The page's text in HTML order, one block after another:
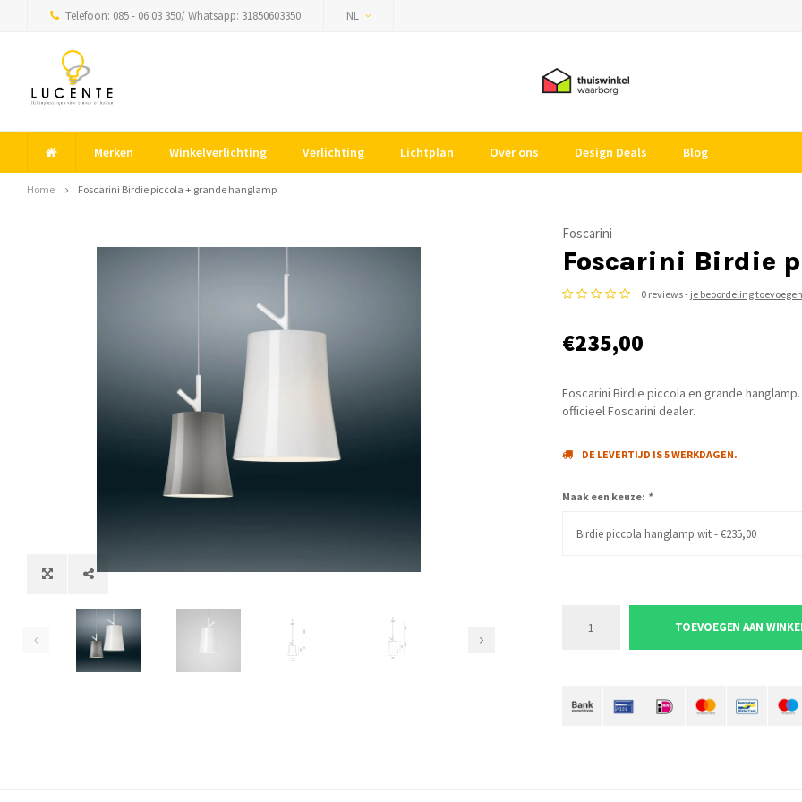
Telefoon: 085 - 06 03 350/ Whatsapp: 31850603350 NL
Merken Winkelverlichting Verlichting Lichtplan Over ons Design Deals Blog
Home Foscarini Birdie piccola + grande hanglamp
Foscarini
Foscarini Birdie
0 reviews - je beoordeling toevoegen
€235,00
Foscarini Birdie piccola en grande
officieel Foscarini dealer.
DE LEVERTIJD IS 5 WERKDAGEN.
Maak een keuze: *
Birdie piccola hanglamp wit - €235,00
TOEVOEGEN AAN